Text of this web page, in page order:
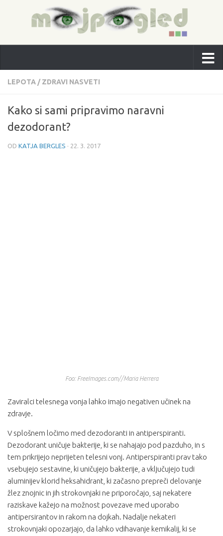
LEPOTA / ZDRAVI NASVETI
Kako si sami pripravimo naravni
dezodorant?
OD KATJA BERGLES · 22. 3. 2017
Foo: FreeImages.com//Maria Herrera
Zaviralci telesnega vonja lahko imajo negativen učinek na
zdravje.
V splošnem ločimo med dezodoranti in antiperspiranti.
Dezodorant uničuje bakterije, ki se nahajajo pod pazduho, in s
tem prikrijejo neprijeten telesni vonj. Antiperspiranti prav tako
vsebujejo sestavine, ki uničujejo bakterije, a vključujejo tudi
aluminijev klorid heksahidrant, ki začasno prepreči delovanje
žlez znojnic in jih strokovnjaki ne priporočajo, saj nekatere
raziskave kažejo na možnost povezave med uporabo
antipersirantov in rakom na dojkah. Nadalje nekateri
strokovnjaki opozarjajo, da lahko vdihavanje kemikalij, ki se